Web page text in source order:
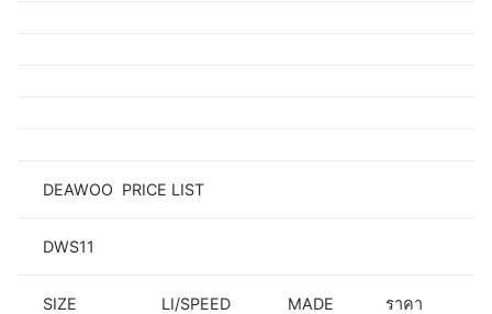
DEAWOO PRICE LIST
DWS11
SIZE LI/SPEED
MADE
ราคา